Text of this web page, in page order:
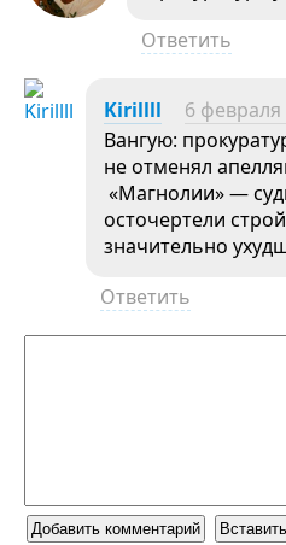
Ответить
Kirillll 6 февраля
Вангую:
не отменял
«Магнолии» —
осточертели
значительно
Ответить